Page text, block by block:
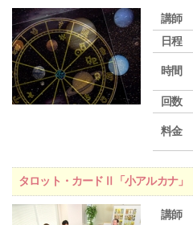
講師
日程
時間
回数
料金
タロット・カードⅡ「小アルカナ
講師